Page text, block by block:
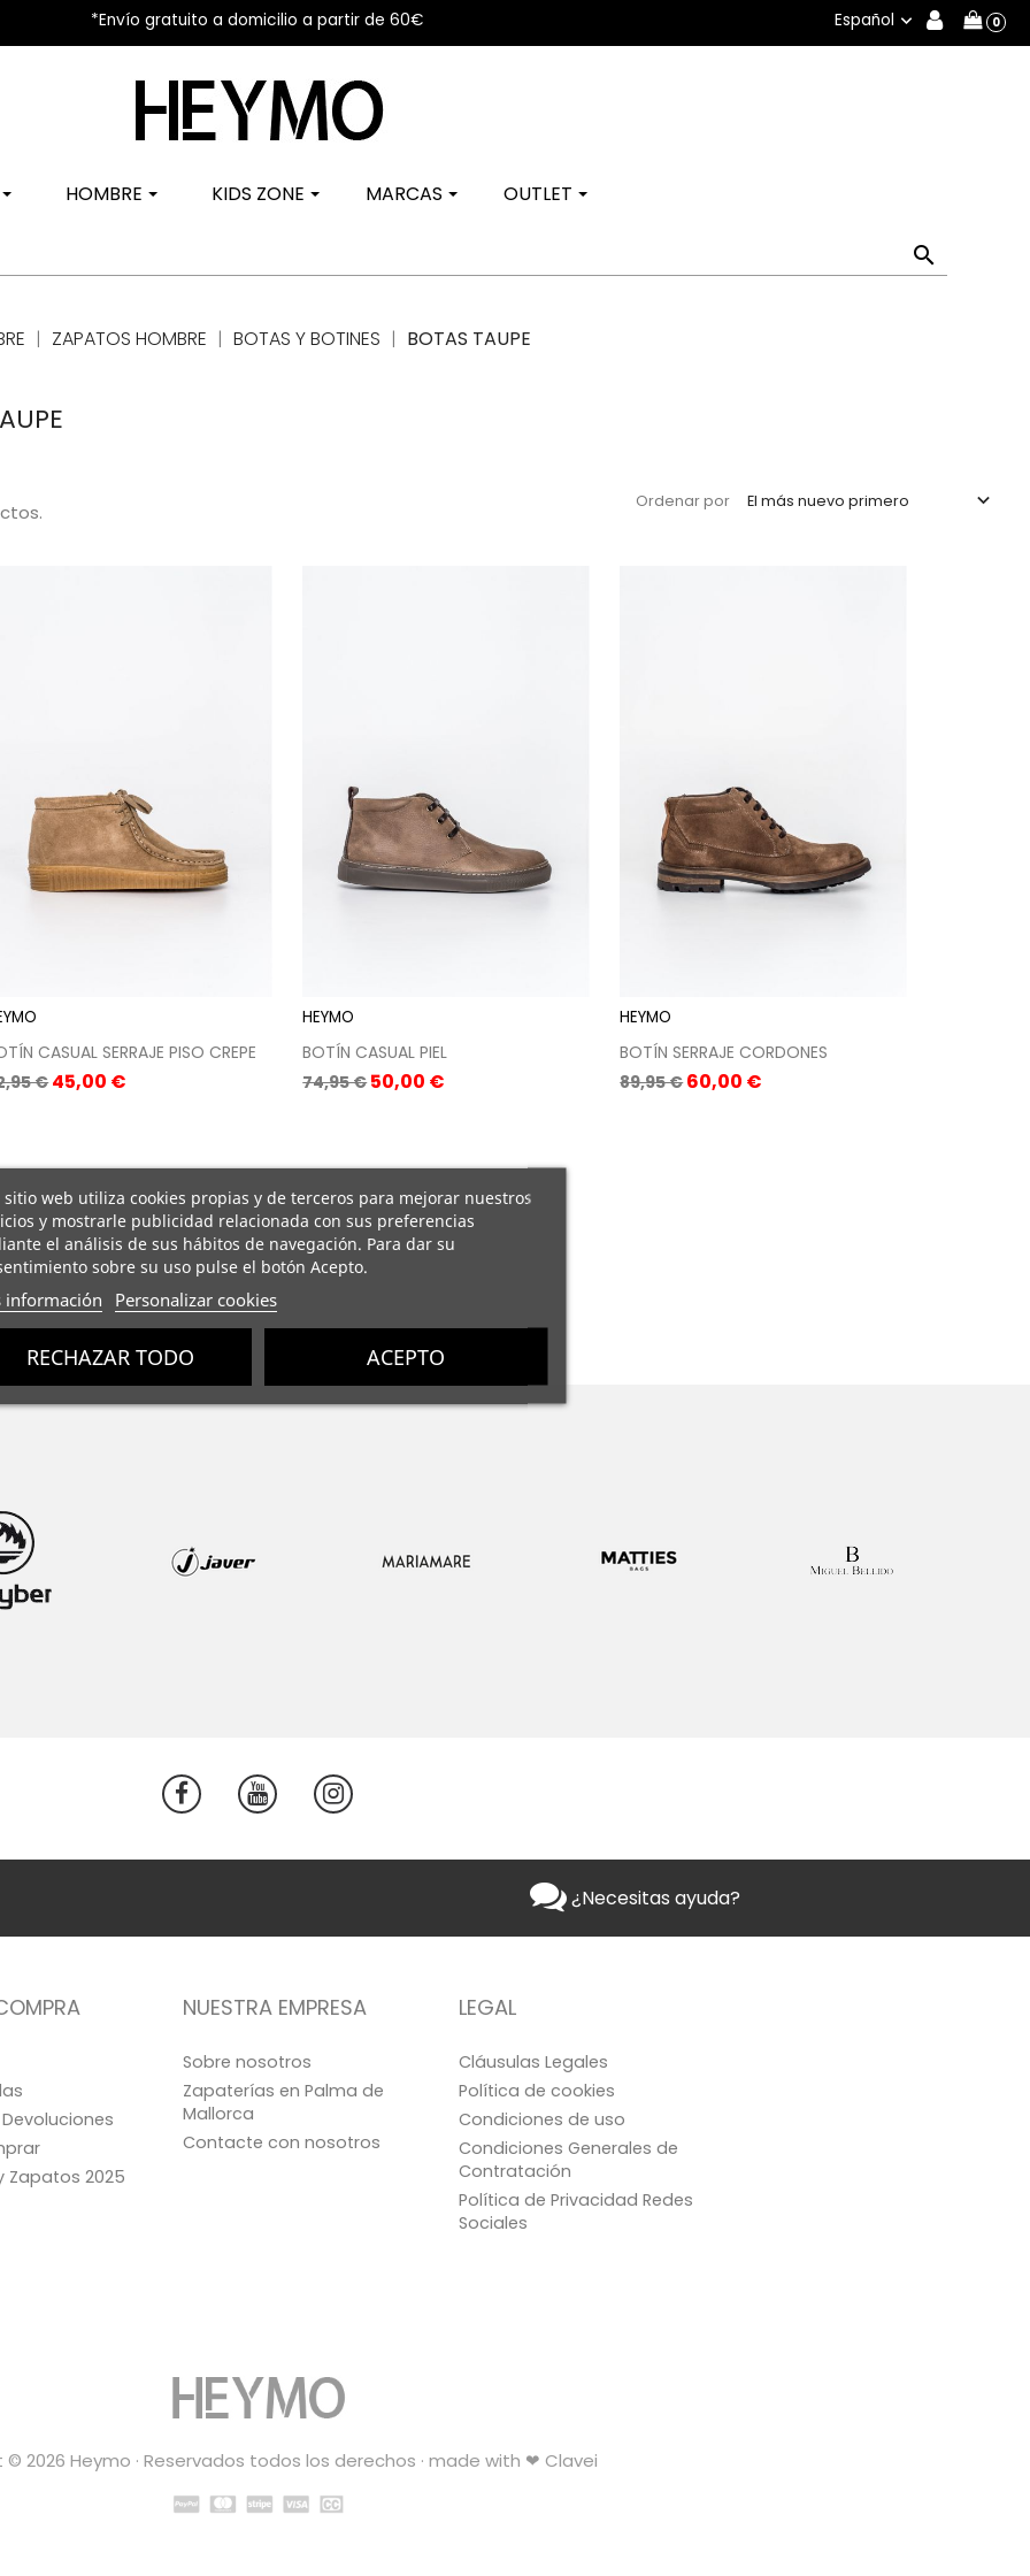
*Envío gratuito a domicilio a partir de 60€ Español  0
HOMBRE KIDS ZONE MARCAS OUTLET

ZAPATOS HOMBRE BOTAS Y BOTINES BOTAS TAUPE
Ordenar por El más nuevo primero 
CASUAL SERRAJE PISO CREPE
€Precio
45,00 €
HEYMO
BOTÍN CASUAL PIEL
Precio
74,95 €Precio
50,00 €
HEYMO
BOTÍN SERRAJE CORDONES
Precio
89,95 €Precio
60,00 €
¿Necesitas ayuda?
Zapatos 2025
NUESTRA EMPRESA
Sobre nosotros
Zapaterías en Palma de
Mallorca
Contacte con nosotros
LEGAL
Cláusulas Legales
Política de cookies
Condiciones de uso
Condiciones Generales de
Contratación
Política de Privacidad Redes
Sociales
sitio web utiliza cookies propias y de terceros para mejorar nuestros
y mostrarle publicidad relacionada con sus preferencias
el análisis de sus hábitos de navegación. Para dar su
sobre su uso pulse el botón Acepto.
información Personalizar cookies
RECHAZAR TODO ACEPTO
© 2026 Heymo · Reservados todos los derechos · made with ❤ Clavei